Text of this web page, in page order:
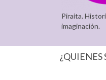
Piraita.
imaginación.
¿QUIENES